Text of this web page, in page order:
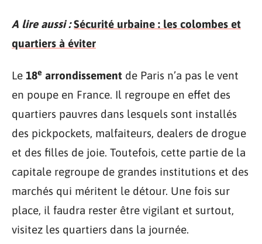
A lire aussi : Sécurité urbaine : les colombes et
quartiers à éviter
Le 18e arrondissement de Paris n’a pas le vent
en poupe en France. Il regroupe en effet des
quartiers pauvres dans lesquels sont installés
des pickpockets, malfaiteurs, dealers de drogue
et des filles de joie. Toutefois, cette partie de la
capitale regroupe de grandes institutions et des
marchés qui méritent le détour. Une fois sur
place, il faudra rester être vigilant et surtout,
visitez les quartiers dans la journée.